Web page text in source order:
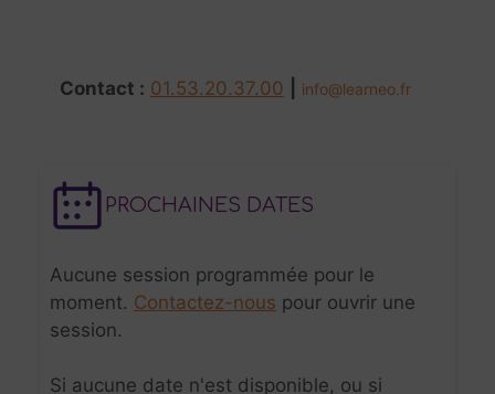
Contact : 01.53.20.37.00 info@learneo.fr
PROCHAINES DATES
Aucune session programmée pour le
moment. Contactez-nous pour ouvrir une
session.
Si aucune date n'est disponible, ou si